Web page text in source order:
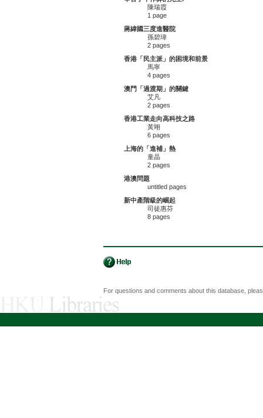
陳瑞霞
1 page
蔣緯國三度進醫院
孫碧瑋
2 pages
香港「民主派」的困境和前景
馬寧
4 pages
澳門「過渡期」的關鍵
艾凡
2 pages
香港工業走向高科技之路
黃翊
6 pages
上海的「進補」熱
童晶
2 pages
港澳問題
untitled pages
新中產階級的崛起
司徒惠芬
8 pages
For questions and comments about this database,